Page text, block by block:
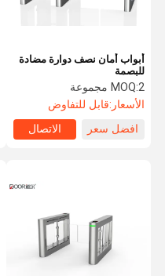
أبواب أمان نصف دوارة مضادة
للبصمة
MOQ:2 مجموعة
الأسعار:قابل للتفاوض
افضل سعر
الاتصال